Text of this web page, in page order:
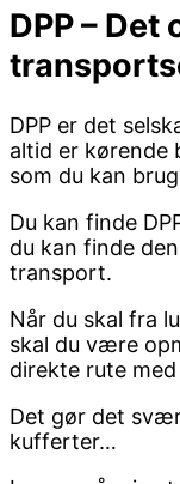
DPP –
DPP er det
altid er kørende
som du kan
Du kan finde
du kan finde
transport.
Når du skal fra
skal du være
direkte rute
Det gør det
kufferter…